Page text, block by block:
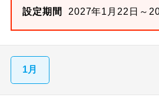
設定期間
2027年1月22日～
1月